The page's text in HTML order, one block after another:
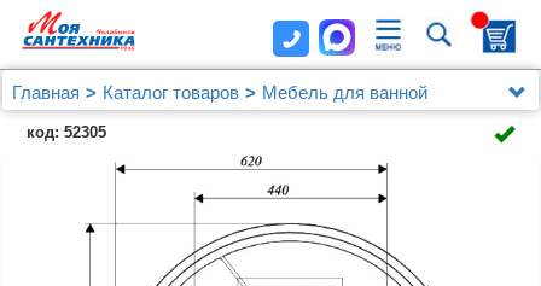
Главная Каталог товаров
Мебель для ванной
Мебель 100 - 120 см.
Мебель для ванной 1MarKa Grunge Loft 100 бетон
темно-серый
код: 52305